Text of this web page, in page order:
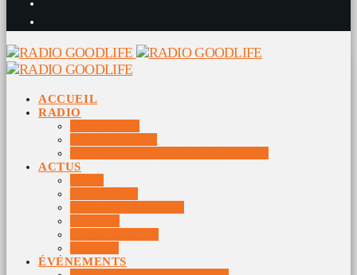
ACCUEIL
RADIO
ACTUS
ÉVÉNEMENTS